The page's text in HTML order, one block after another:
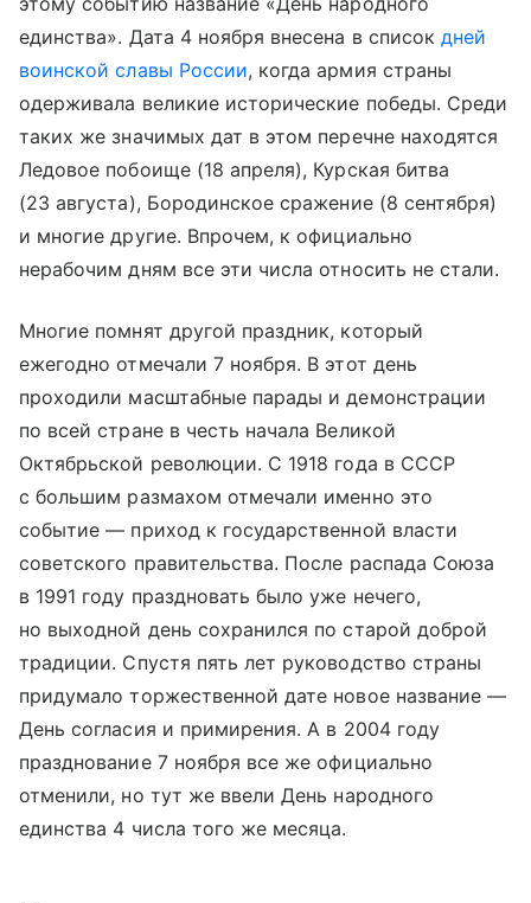
единства». Дата 4 ноября внесена в списокдней
воинской славы России, когда армия страны
одерживала великие исторические победы. Среди
таких же значимых дат в этом перечне находятся
Ледовое побоище (18 апреля), Курская битва
(23 августа), Бородинское сражение (8 сентября)
и многие другие. Впрочем, к официально
нерабочим дням все эти числа относить не стали.
Многие помнят другой праздник, который
ежегодно отмечали 7 ноября. В этот день
проходили масштабные парады и демонстрации
по всей стране в честь начала Великой
Октябрьской революции. С 1918 года в СССР
с большим размахом отмечали именно это
событие — приход к государственной власти
советского правительства. После распада Союза
в 1991 году праздновать было уже нечего,
но выходной день сохранился по старой доброй
традиции. Спустя пять лет руководство страны
придумало торжественной дате новое название —
День согласия и примирения. А в 2004 году
празднование 7 ноября все же официально
отменили, но тут же ввели День народного
единства 4 числа того же месяца.